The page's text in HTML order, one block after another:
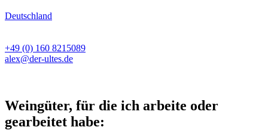
Deutschland
+49 (0) 160 8215089
alex@der-ultes.de
Weingüter, für die ich arbeite oder
gearbeitet habe: